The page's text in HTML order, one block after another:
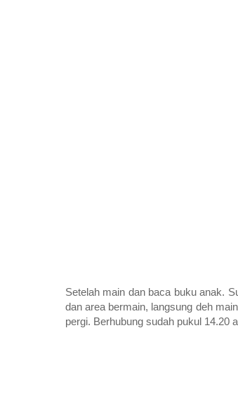
Setelah main dan baca buku anak.
dan area bermain, langsung deh
pergi. Berhubung sudah pukul 14.20